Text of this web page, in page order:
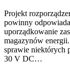
Projekt
powinny
uporządkowanie
magazynów
sprawie niektórych
30 V DC…